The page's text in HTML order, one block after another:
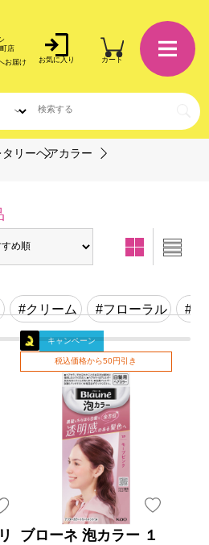
店
お届け お気に入り カート
リーヘアカラー
#クリーム #フローラル #フ
キャンペーン
税込価格から50円引き
ブローネ 泡カラー １